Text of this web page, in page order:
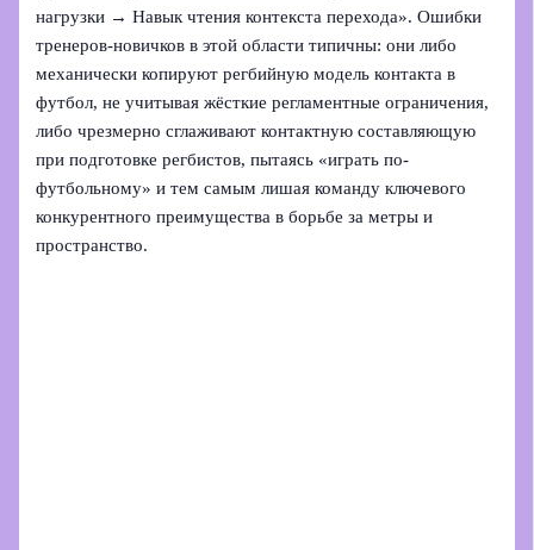
нагрузки → Навык чтения контекста перехода». Ошибки
тренеров-новичков в этой области типичны: они либо
механически копируют регбийную модель контакта в
футбол, не учитывая жёсткие регламентные ограничения,
либо чрезмерно сглаживают контактную составляющую
при подготовке регбистов, пытаясь «играть по-
футбольному» и тем самым лишая команду ключевого
конкурентного преимущества в борьбе за метры и
пространство.